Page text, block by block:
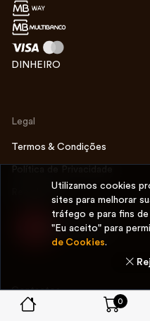
DINHEIRO
Legal
Termos & Condições
Política de Privacidade
Reembolso
Contactos
0
Utilizamos cookies
sites para melhorar
tráfego e para fins de
"Eu aceito" para
de Cookies.